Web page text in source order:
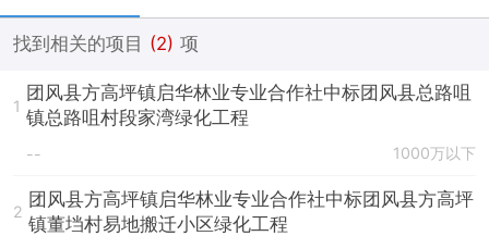
找到相关的项目 (2) 项
1
团风县方高坪镇启华林业专业合作社中标团风县总路咀
镇总路咀村段家湾绿化工程
-- 1000万以下
2
团风县方高坪镇启华林业专业合作社中标团风县方高坪
镇董垱村易地搬迁小区绿化工程